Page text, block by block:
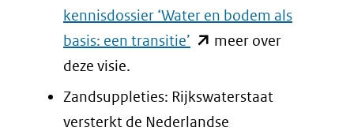
kennisdossier ‘Water en bodem als
basis: een transitie’ (opent
nieuw
venster)
meer over
deze visie.
Zandsuppleties: Rijkswaterstaat
versterkt de Nederlandse